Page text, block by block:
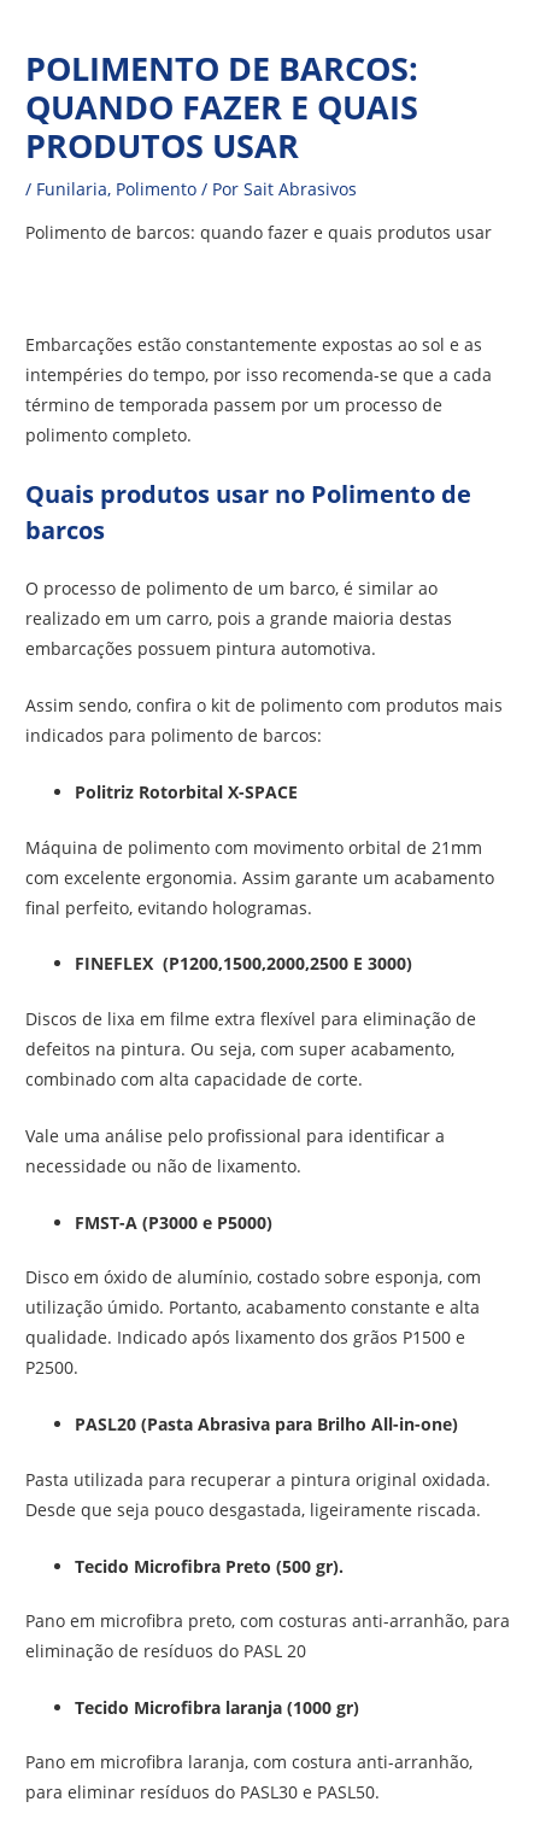
conteúdo
POLIMENTO DE BARCOS:
QUANDO FAZER E QUAIS
PRODUTOS USAR
/ Funilaria, Polimento / PorSait Abrasivos
Polimento de barcos: quando fazer e quais produtos usar
Embarcações estão constantemente expostas ao sol e as
intempéries do tempo, por isso recomenda-se que a cada
término de temporada passem por um processo de
polimento completo.
Quais produtos usar no Polimento de
barcos
O processo de polimento de um barco, é similar ao
realizado em um carro, pois a grande maioria destas
embarcações possuem pintura automotiva.
Assim sendo, confira o kit de polimento com produtos mais
indicados para polimento de barcos:
Politriz Rotorbital X-SPACE
Máquina de polimento com movimento orbital de 21mm
com excelente ergonomia. Assim garante um acabamento
final perfeito, evitando hologramas.
FINEFLEX (P1200,1500,2000,2500 E 3000)
Discos de lixa em filme extra flexível para eliminação de
defeitos na pintura. Ou seja, com super acabamento,
combinado com alta capacidade de corte.
Vale uma análise pelo profissional para identificar a
necessidade ou não de lixamento.
FMST-A (P3000 e P5000)
Disco em óxido de alumínio, costado sobre esponja, com
utilização úmido. Portanto, acabamento constante e alta
qualidade. Indicado após lixamento dos grãos P1500 e
P2500.
PASL20 (Pasta Abrasiva para Brilho All-in-one)
Pasta utilizada para recuperar a pintura original oxidada.
Desde que seja pouco desgastada, ligeiramente riscada.
Tecido Microfibra Preto (500 gr).
Pano em microfibra preto, com costuras anti-arranhão, para
eliminação de resíduos do PASL 20
Tecido Microfibra laranja (1000 gr)
Pano em microfibra laranja, com costura anti-arranhão,
para eliminar resíduos do PASL30 e PASL50.
de
Post